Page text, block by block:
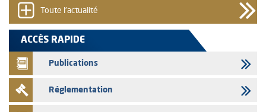
03/08/2026
Saham Bank – Mise à jour annuelle du dossier d’information relatif au
programme d'émission de certificats de dépôt
03/08/2026
L’AMMC met sur son site internet les publications réalisées par les
émetteurs en date du 3 août 2026
Toute l'actualité
ACCÈS RAPIDE
Publications
Réglementation